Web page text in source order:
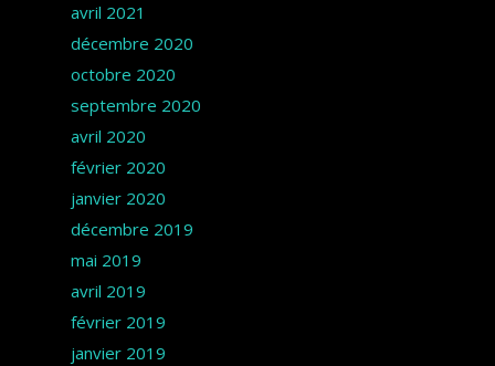
avril 2021
décembre 2020
octobre 2020
septembre 2020
avril 2020
février 2020
janvier 2020
décembre 2019
mai 2019
avril 2019
février 2019
janvier 2019